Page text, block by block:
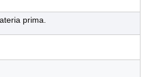
prima.